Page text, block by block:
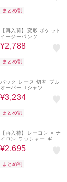
まとめ割
おすすめ
【再入荷】変形 ポケット
イージーパンツ
¥2,788
まとめ割
おすすめ
バック レース 切替 プル
オーバー Tシャツ
¥3,234
まとめ割
おすすめ
【再入荷】レーヨン × ナ
イロン ワッシャー ギャ
ザー プルオーバー ブラ
ウス
¥2,695
まとめ割